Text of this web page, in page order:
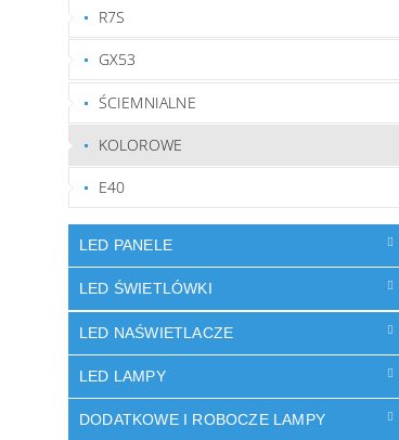
R7S
GX53
ŚCIEMNIALNE
KOLOROWE
E40
LED PANELE
LED ŚWIETLÓWKI
LED NAŚWIETLACZE
LED LAMPY
DODATKOWE I ROBOCZE LAMPY